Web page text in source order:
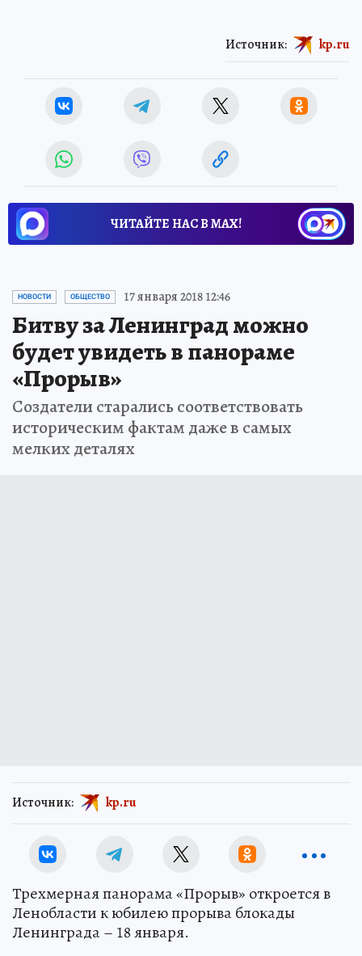
Источник: kp.ru
ЧИТАЙТЕ НАС В МАХ!
НОВОСТИ ОБЩЕСТВО 17 января 2018 12:46
Битву за Ленинград можно
будет увидеть в панораме
«Прорыв»
Создатели старались соответствовать
историческим фактам даже в самых
мелких деталях
Источник: kp.ru
Трехмерная панорама «Прорыв» откроется в
Ленобласти к юбилею прорыва блокады
Ленинграда – 18 января.